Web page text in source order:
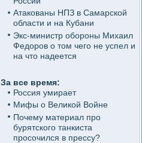
Атакованы НПЗ в Самарской
области и на Кубани
Экс-министр обороны Михаил
Федоров о том чего не успел и
на что надеется
За все время:
Россия умирает
Мифы о Великой Войне
Почему материал про
бурятского танкиста
просочился в прессу?